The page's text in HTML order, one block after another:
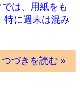
は、用紙をも
特に週末は混み
つづきを読む »